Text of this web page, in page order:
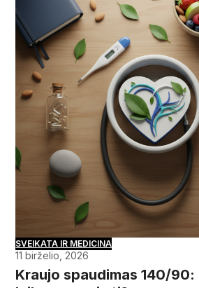
SVEIKATA IR MEDICINA
11 birželio, 2026
Kraujo spaudimas 140/90: